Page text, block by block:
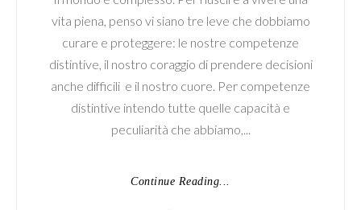
vita piena, penso vi siano tre leve che dobbiamo
curare e proteggere: le nostre competenze
distintive, il nostro coraggio di prendere decisioni
anche difficili e il nostro cuore. Per competenze
distintive intendo tutte quelle capacità e
peculiarità che abbiamo,...
Continue Reading...